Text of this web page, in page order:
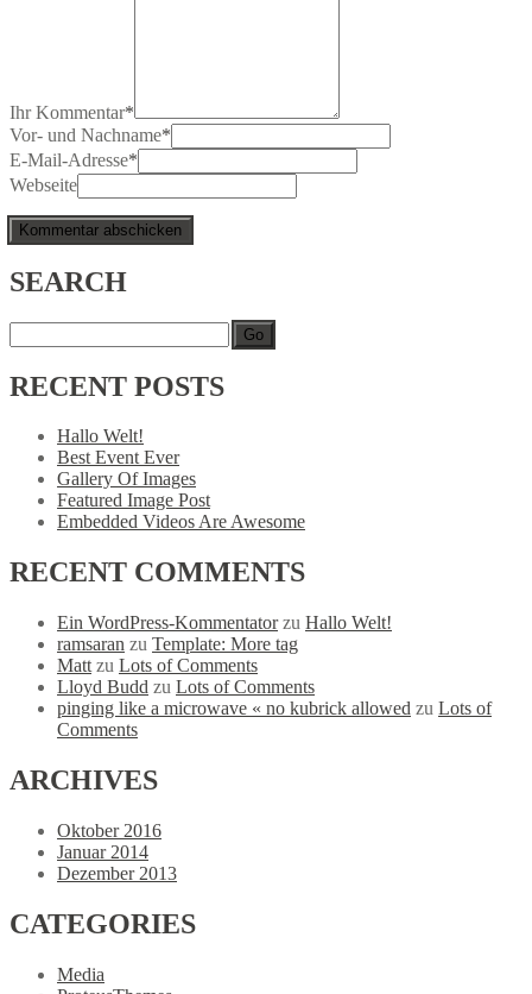
Ihr Kommentar*
Vor- und Nachname*
E-Mail-Adresse*
Webseite
SEARCH
Go
RECENT POSTS
Hallo Welt!
Best Event Ever
Gallery Of Images
Featured Image Post
Embedded Videos Are Awesome
RECENT COMMENTS
Ein WordPress-Kommentatorzu Hallo Welt!
ramsaran zu Template: More tag
Matt zu Lots of Comments
Lloyd Budd zu Lots of Comments
pinging like a microwave « no kubrick allowed zu Lots of
Comments
ARCHIVES
Oktober 2016
Januar 2014
Dezember 2013
CATEGORIES
Media